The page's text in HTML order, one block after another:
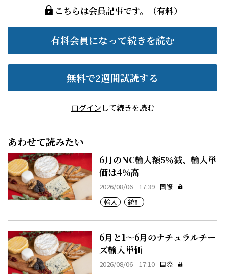
こちらは会員記事です。（有料）
有料会員になって続きを読む
無料で2週間試読する
ログインして続きを読む
あわせて読みたい
6月のNC輸入額5％減、輸入単
価は4％高
2026/08/06 17:39 国際
輸入
統計
6月と1～6月のナチュラルチー
ズ輸入単価
2026/08/06 17:10 国際